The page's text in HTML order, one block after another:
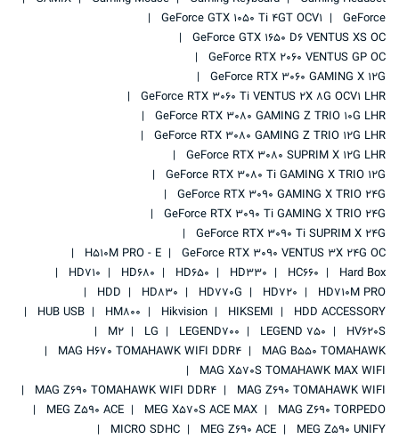
GeForce
GeForce GTX 1050 Ti 4GT OCV1
GeForce GTX 1650 D6 VENTUS XS OC
GeForce RTX 2060 VENTUS GP OC
GeForce RTX 3060 GAMING X 12G
GeForce RTX 3060 Ti VENTUS 2X 8G OCV1 LHR
GeForce RTX 3080 GAMING Z TRIO 10G LHR
GeForce RTX 3080 GAMING Z TRIO 12G LHR
GeForce RTX 3080 SUPRIM X 12G LHR
GeForce RTX 3080 Ti GAMING X TRIO 12G
GeForce RTX 3090 GAMING X TRIO 24G
GeForce RTX 3090 Ti GAMING X TRIO 24G
GeForce RTX 3090 Ti SUPRIM X 24G
GeForce RTX 3090 VENTUS 3X 24G OC
H510M PRO - E
Hard Box
HC660
HD330
HD650
HD680
HD710
HD710M PRO
HD720
HD770G
HD830
HDD
HDD ACCESSORY
HIKSEMI
Hikvision
HM800
HUB USB
HV620S
LEGEND 750
LEGEND700
LG
M2
MAG B550 TOMAHAWK
MAG H670 TOMAHAWK WIFI DDR4
MAG X570S TOMAHAWK MAX WIFI
MAG Z690 TOMAHAWK WIFI
MAG Z690 TOMAHAWK WIFI DDR4
MAG Z690 TORPEDO
MEG X570S ACE MAX
MEG Z590 ACE
MEG Z590 UNIFY
MEG Z690 ACE
MICRO SDHC